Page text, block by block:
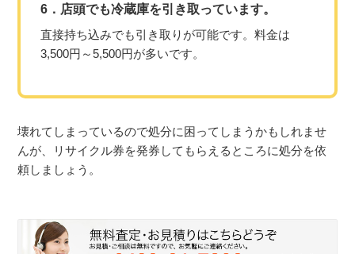
6．店頭でも冷蔵庫を引き取っています。
直接持ち込みでも引き取りが可能です。料金は
3,500円～5,500円が多いです。
壊れてしまっているので処分に困ってしまうかもしれませ
んが、リサイクル券を発券してもらえるところに処分を依
頼しましょう。